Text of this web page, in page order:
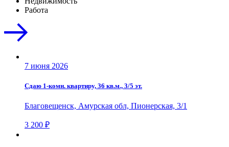
Работа
7 июня 2026
Сдаю 1-комн. квартиру, 36 кв.м., 3/5 эт.
Благовещенск, Амурская обл, Пионерская, 3/1
3 200 ₽